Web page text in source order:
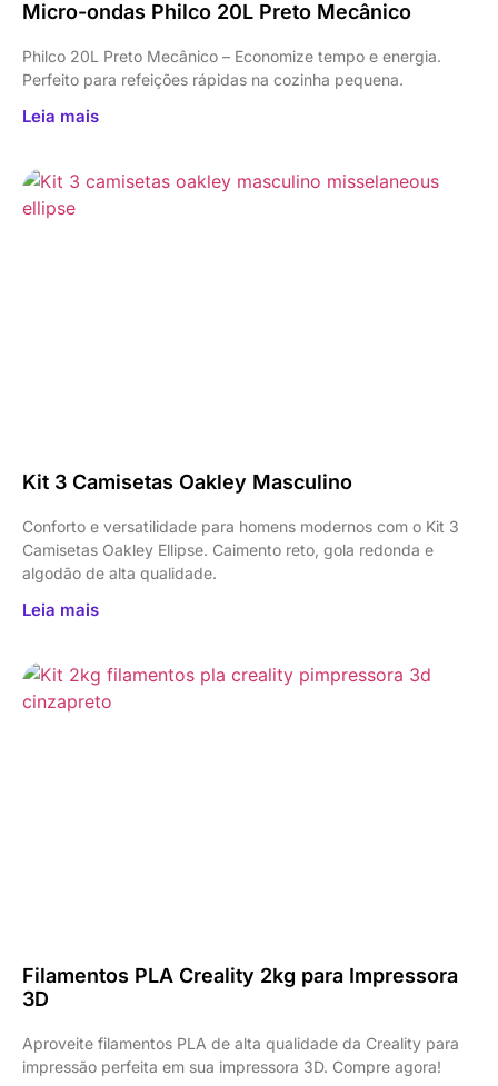
Micro-ondas Philco 20L Preto Mecânico
Philco 20L Preto Mecânico – Economize tempo e energia.
Perfeito para refeições rápidas na cozinha pequena.
Leia mais
Kit 3 Camisetas Oakley Masculino
Conforto e versatilidade para homens modernos com o Kit 3
Camisetas Oakley Ellipse. Caimento reto, gola redonda e
algodão de alta qualidade.
Leia mais
Filamentos PLA Creality 2kg para Impressora
3D
Aproveite filamentos PLA de alta qualidade da Creality para
impressão perfeita em sua impressora 3D. Compre agora!